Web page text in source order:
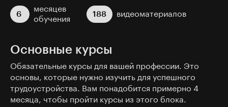
6
месяцев
обучения
188 видеоматериалов
Основные курсы
Обязательные курсы для вашей профессии. Это
основы, которые нужно изучить для успешного
трудоустройства. Вам понадобится примерно 4
месяца, чтобы пройти курсы из этого блока.